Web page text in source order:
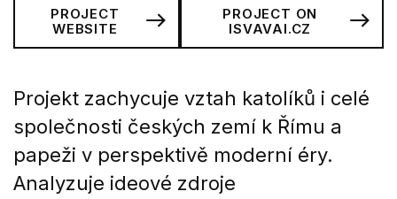
PROJECT
WEBSITE
PROJECT ON
ISVAVAI.CZ
Projekt zachycuje vztah katolíků i celé
společnosti českých zemí k Římu a
papeži v perspektivě moderní éry.
Analyzuje ideové zdroje